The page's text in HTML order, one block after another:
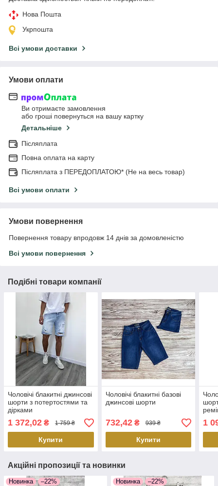
Нова Пошта
Укрпошта
Всі умови доставки
Умови оплати
Ви отримаєте замовлення
або гроші повернуться на вашу картку
Детальніше
Післяплата
Повна оплата на карту
Післяплата з ПЕРЕДОПЛАТОЮ* (Не на весь товар)
Всі умови оплати
Умови повернення
Повернення товару впродовж 14 днів за домовленістю
Всі умови повернення
Подібні товари компанії
Чоловічі блакитні джинсові
шорти з потертостями та
дірками
1 372,02 ₴ 1 759 ₴
Купити
Чоловічі блакитні базові
джинсові шорти
732,42₴ 939 ₴
Купити
1
Акційні пропозиції та новинки
Новинка –22% Новинка –22%